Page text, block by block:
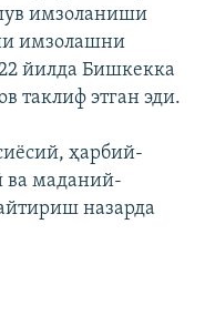
имзоланиши
имзолашни
йилда Бишкекка
таклиф этган эди.
ҳарбий-
ва маданий-
назарда